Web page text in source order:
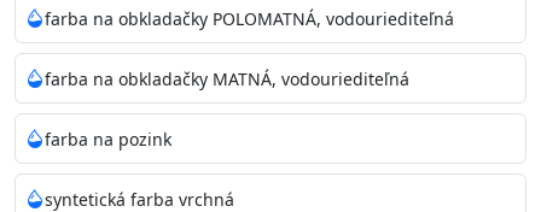
farba na obkladačky POLOMATNÁ, vodouriediteľná
farba na obkladačky MATNÁ, vodouriediteľná
farba na pozink
syntetická farba vrchná